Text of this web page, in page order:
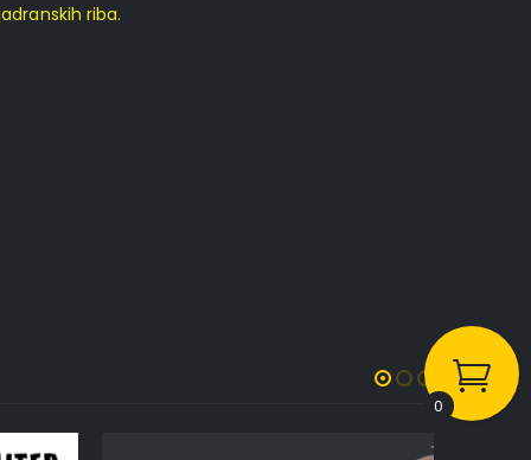
riba.
0